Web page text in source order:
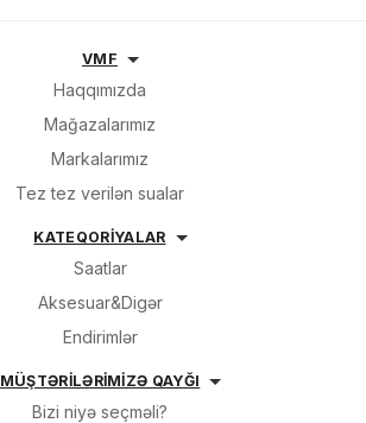
VMF
Haqqımızda
Mağazalarımız
Markalarımız
Tez tez verilən sualar
KATEQORİYALAR
Saatlar
Aksesuar&Digər
Endirimlər
MÜŞTƏRİLƏRİMİZƏ QAYĞI
Bizi niyə seçməli?